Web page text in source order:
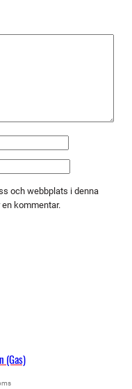
och webbplats i denna
kommentar.
(Gas)